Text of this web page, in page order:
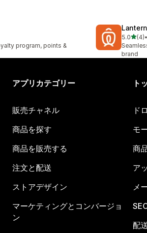
program, points &
5.05つ(4)
合計レビ•
brand
アプリカテゴリー
販売チャネル
商品を探す
商品を販売する
注文と配送
ストアデザイン
マーケティングとコンバージョ
ン
ト
ド
モ
商
ア
メ
配